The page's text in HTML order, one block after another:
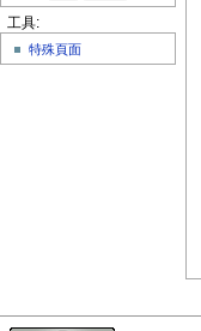
工具:
特殊頁面